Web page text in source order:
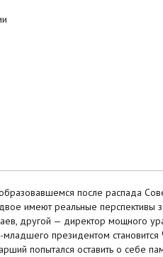
после распада
имеют реальные перспективы
другой — директор мощного
президентом
попытался оставить о себе